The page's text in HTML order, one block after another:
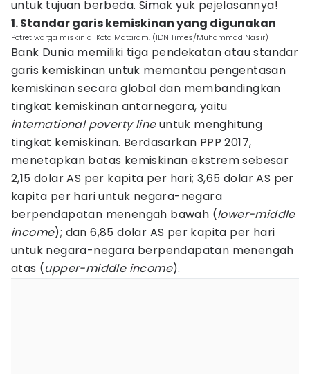
untuk tujuan berbeda. Simak yuk pejelasannya!
1. Standar garis kemiskinan yang digunakan
Potret warga miskin di Kota Mataram. (IDN Times/Muhammad Nasir)
Bank Dunia memiliki tiga pendekatan atau standar
garis kemiskinan untuk memantau pengentasan
kemiskinan secara global dan membandingkan
tingkat kemiskinan antarnegara, yaitu
international poverty lineuntuk menghitung
tingkat kemiskinan. Berdasarkan PPP 2017,
menetapkan batas kemiskinan ekstrem sebesar
2,15 dolar AS per kapita per hari; 3,65 dolar AS per
kapita per hari untuk negara-negara
berpendapatan menengah bawah (lower-middle
income); dan 6,85 dolar AS per kapita per hari
untuk negara-negara berpendapatan menengah
atas (upper-middle income).